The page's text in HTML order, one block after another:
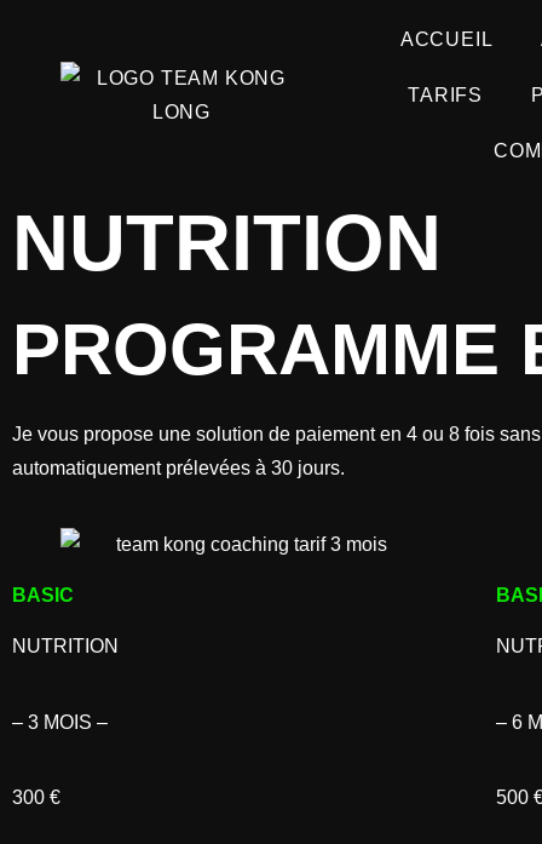
ACCUEIL
TARIFS
NUTRITION
PROGRAMME
Je vous propose une solution de paiement en 4 ou 8 fois
automatiquement prélevées à 30 jours.
BASIC
NUTRITION
– 3 MOIS –
300 €
– 6
500